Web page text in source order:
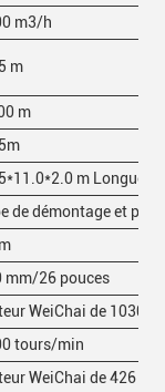
m3/h
m
m
m Longueur
de démontage et
mm/26 pouces
WeiChai de 1030
tours/min
WeiChai de 426 kW